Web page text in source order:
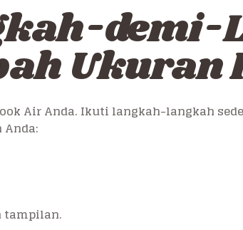
demi-
Ukuran
Air Anda. Ikuti langkah-langkah
tampilan.